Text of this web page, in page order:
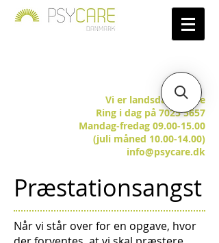
Vi er landsdækkende
Ring i dag på 7025 5657
Mandag-fredag 09.00-15.00
(juli måned 10.00-14.00)
info@psycare.dk
Præstationsangst
Når vi står over for en opgave, hvor